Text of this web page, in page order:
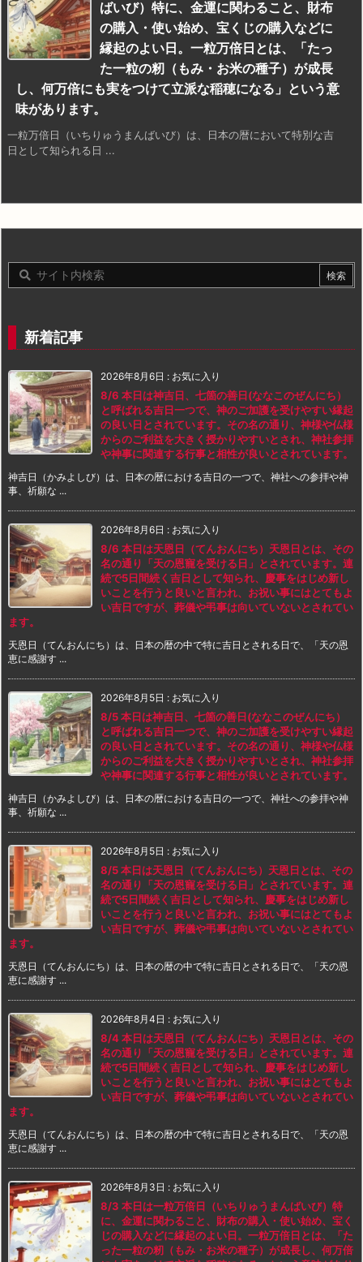
ばいび）特に、金運に関わること、財布
の購入・使い始め、宝くじの購入などに
縁起のよい日。一粒万倍日とは、「たっ
た一粒の籾（もみ・お米の種子）が成長
し、何万倍にも実をつけて立派な稲穂になる」という意
味があります。
一粒万倍日（いちりゅうまんばいび）は、日本の暦において特別な吉
日として知られる日 ...
新着記事
2026年8月6日 : お気に入り
8/6 本日は神吉日、七箇の善日(ななこのぜんにち）
と呼ばれる吉日一つで、神のご加護を受けやすい縁起
の良い日とされています。その名の通り、神様や仏様
からのご利益を大きく授かりやすいとされ、神社参拝
や神事に関連する行事と相性が良いとされています。
神吉日（かみよしび）は、日本の暦における吉日の一つで、神社への参拝や神
事、祈願な ...
2026年8月6日 : お気に入り
8/6 本日は天恩日（てんおんにち）天恩日とは、その
名の通り「天の恩寵を受ける日」とされています。連
続で5日間続く吉日として知られ、慶事をはじめ新し
いことを行うと良いと言われ、お祝い事にはとてもよ
い吉日ですが、葬儀や弔事は向いていないとされてい
ます。
天恩日（てんおんにち）は、日本の暦の中で特に吉日とされる日で、「天の恩
恵に感謝す ...
2026年8月5日 : お気に入り
8/5 本日は神吉日、七箇の善日(ななこのぜんにち）
と呼ばれる吉日一つで、神のご加護を受けやすい縁起
の良い日とされています。その名の通り、神様や仏様
からのご利益を大きく授かりやすいとされ、神社参拝
や神事に関連する行事と相性が良いとされています。
神吉日（かみよしび）は、日本の暦における吉日の一つで、神社への参拝や神
事、祈願な ...
2026年8月5日 : お気に入り
8/5 本日は天恩日（てんおんにち）天恩日とは、その
名の通り「天の恩寵を受ける日」とされています。連
続で5日間続く吉日として知られ、慶事をはじめ新し
いことを行うと良いと言われ、お祝い事にはとてもよ
い吉日ですが、葬儀や弔事は向いていないとされてい
ます。
天恩日（てんおんにち）は、日本の暦の中で特に吉日とされる日で、「天の恩
恵に感謝す ...
2026年8月4日 : お気に入り
8/4 本日は天恩日（てんおんにち）天恩日とは、その
名の通り「天の恩寵を受ける日」とされています。連
続で5日間続く吉日として知られ、慶事をはじめ新し
いことを行うと良いと言われ、お祝い事にはとてもよ
い吉日ですが、葬儀や弔事は向いていないとされてい
ます。
天恩日（てんおんにち）は、日本の暦の中で特に吉日とされる日で、「天の恩
恵に感謝す ...
2026年8月3日 : お気に入り
8/3 本日は一粒万倍日（いちりゅうまんばいび）特
に、金運に関わること、財布の購入・使い始め、宝く
じの購入などに縁起のよい日。一粒万倍日とは、「た
った一粒の籾（もみ・お米の種子）が成長し、何万倍